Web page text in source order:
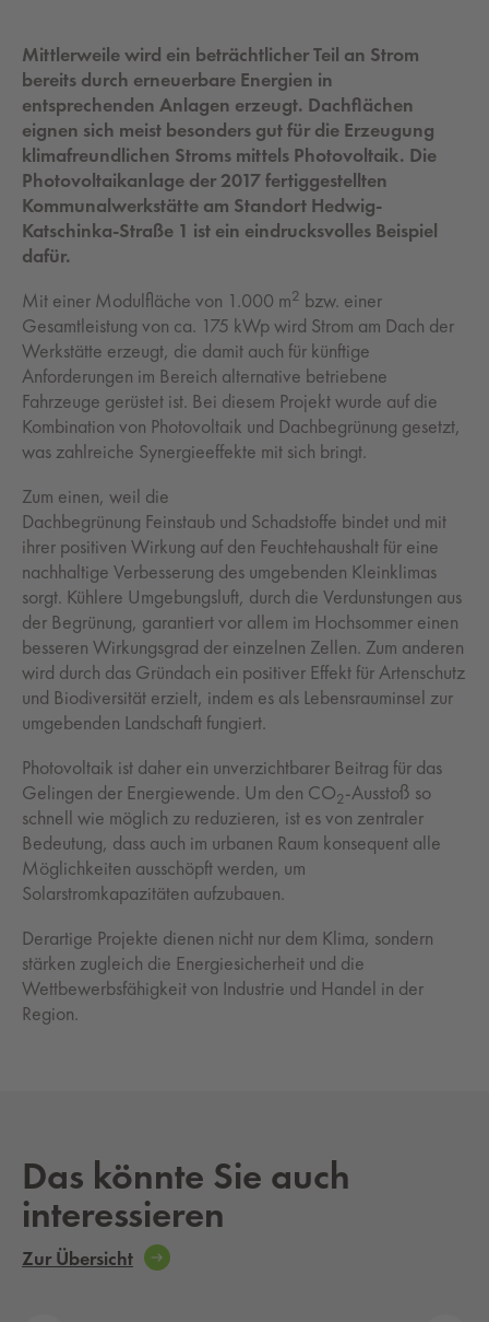
Mittlerweile wird ein beträchtlicher Teil an Strom
bereits durch erneuerbare Energien in
entsprechenden Anlagen erzeugt. Dachflächen
eignen sich meist besonders gut für die Erzeugung
klimafreundlichen Stroms mittels Photovoltaik. Die
Photovoltaikanlage der 2017 fertiggestellten
Kommunalwerkstätte am Standort Hedwig-
Katschinka-Straße 1 ist ein eindrucksvolles Beispiel
dafür.
Mit einer Modulfläche von 1.000 m2 bzw. einer
Gesamtleistung von ca. 175 kWp wird Strom am Dach der
Werkstätte erzeugt, die damit auch für künftige
Anforderungen im Bereich alternative betriebene
Fahrzeuge gerüstet ist. Bei diesem Projekt wurde auf die
Kombination von Photovoltaik und Dachbegrünung gesetzt,
was zahlreiche Synergieeffekte mit sich bringt.
Zum einen, weil die
Dachbegrünung Feinstaub und Schadstoffe bindet und mit
ihrer positiven Wirkung auf den Feuchtehaushalt für eine
nachhaltige Verbesserung des umgebenden Kleinklimas
sorgt. Kühlere Umgebungsluft, durch die Verdunstungen aus
der Begrünung, garantiert vor allem im Hochsommer einen
besseren Wirkungsgrad der einzelnen Zellen. Zum anderen
wird durch das Gründach ein positiver Effekt für Artenschutz
und Biodiversität erzielt, indem es als Lebensrauminsel zur
umgebenden Landschaft fungiert.
Photovoltaik ist daher ein unverzichtbarer Beitrag für das
Gelingen der Energiewende. Um den CO2-Ausstoß so
schnell wie möglich zu reduzieren, ist es von zentraler
Bedeutung, dass auch im urbanen Raum konsequent alle
Möglichkeiten ausschöpft werden, um
Solarstromkapazitäten aufzubauen.
Derartige Projekte dienen nicht nur dem Klima, sondern
stärken zugleich die Energiesicherheit und die
Wettbewerbsfähigkeit von Industrie und Handel in der
Region.
Das könnte Sie auch
interessieren
Zur Übersicht